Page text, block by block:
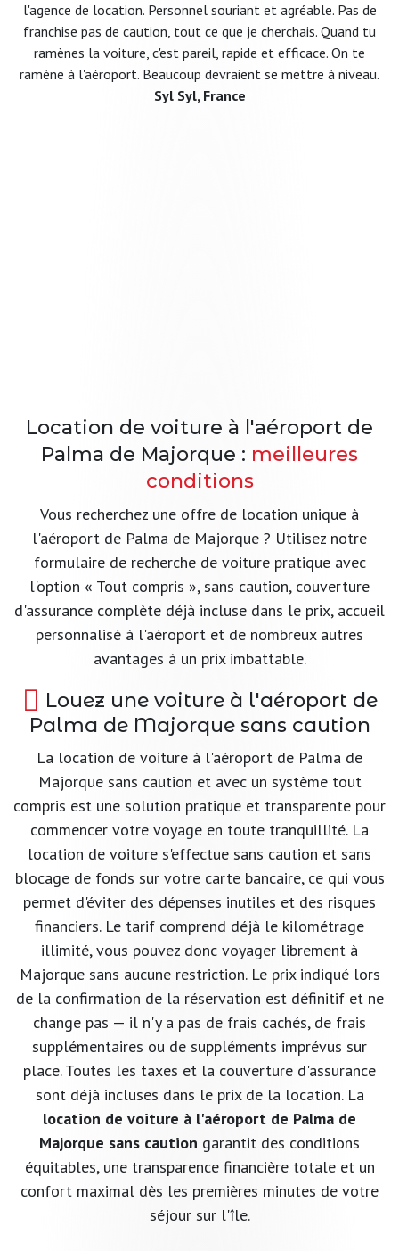
l'agence de location. Personnel souriant et agréable. Pas de
franchise pas de caution, tout ce que je cherchais. Quand tu
ramènes la voiture, c'est pareil, rapide et efficace. On te
ramène à l'aéroport. Beaucoup devraient se mettre à niveau.
Syl Syl, France
Location de voiture à l'aéroport de
Palma de Majorque : meilleures
conditions
Vous recherchez une offre de location unique à
l'aéroport de Palma de Majorque ? Utilisez notre
formulaire de recherche de voiture pratique avec
l'option « Tout compris », sans caution, couverture
d'assurance complète déjà incluse dans le prix, accueil
personnalisé à l'aéroport et de nombreux autres
avantages à un prix imbattable.
Louez une voiture à l'aéroport de
Palma de Majorque sans caution
La location de voiture à l'aéroport de Palma de
Majorque sans caution et avec un système tout
compris est une solution pratique et transparente pour
commencer votre voyage en toute tranquillité. La
location de voiture s'effectue sans caution et sans
blocage de fonds sur votre carte bancaire, ce qui vous
permet d'éviter des dépenses inutiles et des risques
financiers. Le tarif comprend déjà le kilométrage
illimité, vous pouvez donc voyager librement à
Majorque sans aucune restriction. Le prix indiqué lors
de la confirmation de la réservation est définitif et ne
change pas — il n'y a pas de frais cachés, de frais
supplémentaires ou de suppléments imprévus sur
place. Toutes les taxes et la couverture d'assurance
sont déjà incluses dans le prix de la location. La
location de voiture à l'aéroport de Palma de
Majorque sans caution garantit des conditions
équitables, une transparence financière totale et un
confort maximal dès les premières minutes de votre
séjour sur l'île.